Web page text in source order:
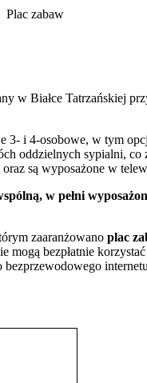
Plac zabaw
w Białce Tatrzańskiej
3- i 4-osobowe, w tym
oddzielnych sypialni,
są wyposażone w
w pełni
zaaranżowano plac
mogą bezpłatnie
bezprzewodowego
po wcześniejszym